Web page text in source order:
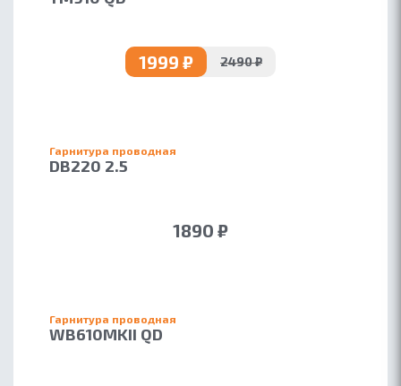
1999 ₽ 2490 ₽
Гарнитура проводная
DB220 2.5
1890 ₽
Гарнитура проводная
WB610MKII QD